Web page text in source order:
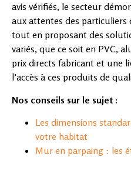
avis vérifiés, le secteur
aux attentes des particuliers
tout en proposant des
variés, que ce soit en PVC,
prix directs fabricant et une
l’accès à ces produits de
Nos conseils sur le sujet :
Les dimensions
votre habitat
Mur en parpaing : les